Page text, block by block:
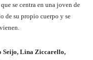
se centra en una joven de
de su propio cuerpo y se
Seijo, Lina Ziccarello,